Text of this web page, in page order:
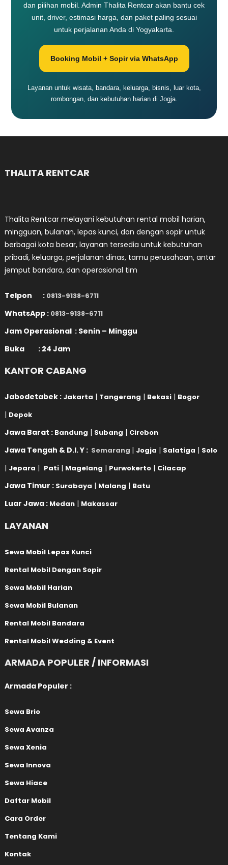
dan pilihan mobil. Admin Thalita Rentcar akan bantu cek
unit, driver, estimasi harga, dan paket paling sesuai
untuk perjalanan Anda di Yogyakarta.
Booking Mobil + Sopir via WhatsApp
Layanan untuk wisata, bandara, keluarga, bisnis, luar kota,
rombongan, dan kebutuhan harian di Jogja.
THALITA RENTCAR
Thalita Rentcar melayani kebutuhan rental mobil harian,
mingguan, bulanan, lepas kunci, dan dengan sopir untuk
berbagai kota besar, layanan tersedia untuk kebutuhan
pribadi, keluarga, perjalanan dinas, tamu perusahaan, antar
jemput bandara, dan operasional tim
Telpon : 0813-9138-6711
WhatsApp : 0813-9138-6711
Jam Operasional : Senin – Minggu
Buka : 24 Jam
KANTOR CABANG
Jabodetabek : Jakarta | Tangerang | Bekasi | Bogor
| Depok
Jawa Barat : Bandung | Subang | Cirebon
Jawa Tengah & D.I. Y : Semarang | Jogja | Salatiga | Solo
| Jepara | Pati | Magelang | Purwokerto | Cilacap
Jawa Timur : Surabaya | Malang | Batu
Luar Jawa : Medan | Makassar
LAYANAN
Sewa Mobil Lepas Kunci
Rental Mobil Dengan Sopir
Sewa Mobil Harian
Sewa Mobil Bulanan
Rental Mobil Bandara
Rental Mobil Wedding & Event
ARMADA POPULER / INFORMASI
Armada Populer :
Sewa Brio
Sewa Avanza
Sewa Xenia
Sewa Innova
Sewa Hiace
Daftar Mobil
Cara Order
Tentang Kami
Kontak